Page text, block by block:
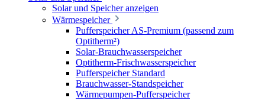
Solar und Speicher anzeigen
Wärmespeicher
Pufferspeicher AS-Premium (passend zum
Optitherm²)
Solar-Brauchwasserspeicher
Optitherm-Frischwasserspeicher
Pufferspeicher Standard
Brauchwasser-Standspeicher
Wärmepumpen-Pufferspeicher